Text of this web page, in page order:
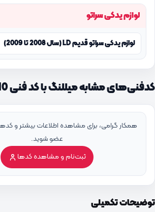
لوازم یدکی سراتو
لوازم یدکی سراتو قدیم LD (سال 2008 تا 2009)
کدفنی‌های مشابه میللنگ با کد فنی 2311023710
همکار گرامی، برای مشاهده اطلاعات بیشتر و
عضو شوید.
ثبت‌نام و مشاهده کدها
توضیحات تکمیلی